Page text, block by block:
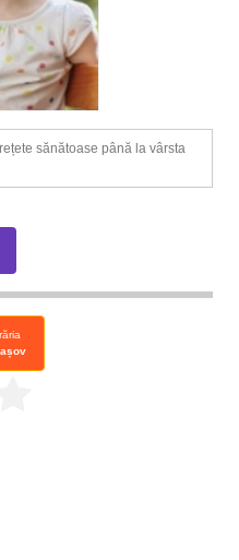
sănătoase până la vârsta